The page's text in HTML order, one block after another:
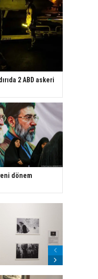
2 ABD askeri
dönem